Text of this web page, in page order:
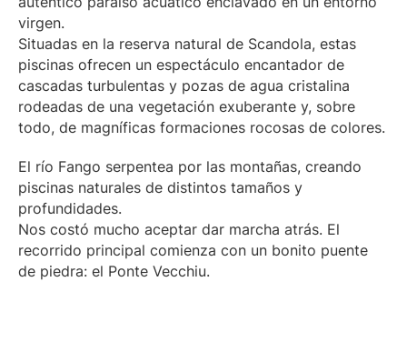
virgen.
Situadas en la reserva natural de Scandola, estas
piscinas ofrecen un espectáculo encantador de
cascadas turbulentas y pozas de agua cristalina
rodeadas de una vegetación exuberante y, sobre
todo, de magníficas formaciones rocosas de colores.
El río Fango serpentea por las montañas, creando
piscinas naturales de distintos tamaños y
profundidades.
Nos costó mucho aceptar dar marcha atrás. El
recorrido principal comienza con un bonito puente
de piedra: el Ponte Vecchiu.